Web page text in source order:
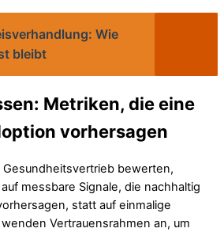
Wie
bleibt
Metriken, die eine
vorhersagen
Gesundheitsvertrieb bewerten,
messbare Signale, die nachhaltig
statt auf einmalige
Vertrauensrahmen an, um